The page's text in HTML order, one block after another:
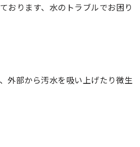
おります、水のトラブルでお困り
外部から汚水を吸い上げたり微生